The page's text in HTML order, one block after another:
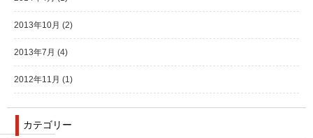
2013年10月 (2)
2013年7月 (4)
2012年11月 (1)
カテゴリー